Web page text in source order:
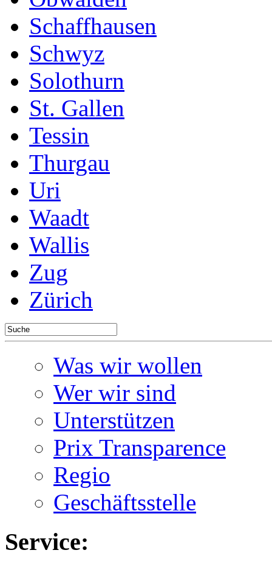
Schaffhausen
Schwyz
Solothurn
St. Gallen
Tessin
Thurgau
Uri
Waadt
Wallis
Zug
Zürich
Was wir wollen
Wer wir sind
Unterstützen
Prix Transparence
Regio
Geschäftsstelle
Service: